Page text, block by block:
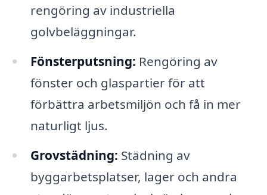
rengöring av industriella
golvbeläggningar.
Fönsterputsning: Rengöring av
fönster och glaspartier för att
förbättra arbetsmiljön och få in mer
naturligt ljus.
Grovstädning: Städning av
byggarbetsplatser, lager och andra